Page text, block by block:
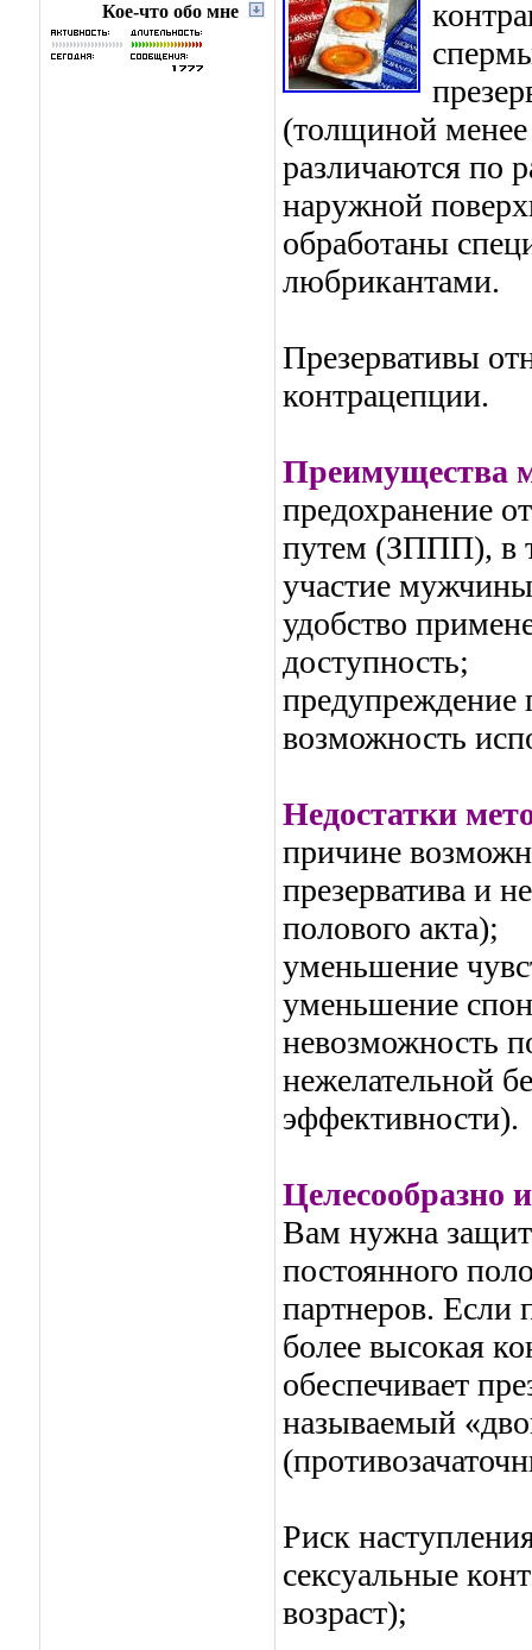
Кое-что обо мне
(толщиной менее
различаются по
наружной
обработаны
любрикантами.
Презервативы
контрацепции.
Преимущества
предохранение
путем (ЗППП), в
участие
удобство
доступность;
предупреждение
возможность
Недостатки
причине
презерватива и
полового акта);
уменьшение
уменьшение
невозможность
нежелательной
эффективности).
Целесообразно
Вам нужна
постоянного
партнеров.
более высокая
обеспечивает
называемый
Риск
сексуальные
возраст);